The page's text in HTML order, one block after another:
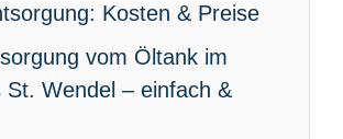
Kosten & Preise
vom Öltank im
St. Wendel – einfach &